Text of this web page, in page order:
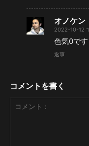
オノケン
2022-10-12
色気0です
返事
コメントを書く